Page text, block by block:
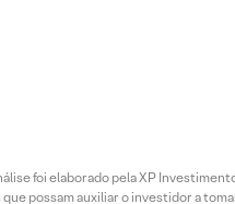
foi elaborado pela XP
possam auxiliar o investidor a